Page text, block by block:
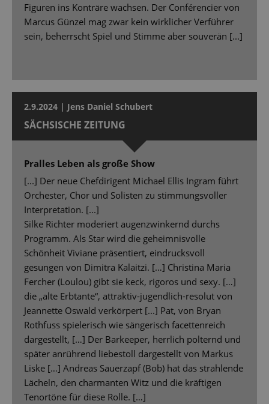
Figuren ins Konträre wachsen. Der Conférencier von
Marcus Günzel mag zwar kein wirklicher Verführer
sein, beherrscht Spiel und Stimme aber souverän [...]
2.9.2024 | Jens Daniel Schubert
SÄCHSISCHE ZEITUNG
Pralles Leben als große Show
[...] Der neue Chefdirigent Michael Ellis Ingram führt
Orchester, Chor und Solisten zu stimmungsvoller
Interpretation. [...]
Silke Richter moderiert augenzwinkernd durchs
Programm. Als Star wird die geheimnisvolle
Schönheit Viviane präsentiert, eindrucksvoll
gesungen von Dimitra Kalaitzi. […] Christina Maria
Fercher (Loulou) gibt sie keck, rigoros und sexy. […]
die „alte Erbtante“, attraktiv-jugendlich-resolut von
Jeannette Oswald verkörpert [...] Pat, von Bryan
Rothfuss spielerisch wie sängerisch facettenreich
dargestellt, […] Der Barkeeper, herrlich polternd und
später anrührend liebestoll dargestellt von Markus
Liske […] Andreas Sauerzapf (Bob) hat das strahlende
Lächeln, den charmanten Witz und die kräftigen
Tenortöne für diese Rolle. […]